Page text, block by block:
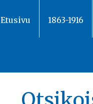
Etusivu 1863-1916